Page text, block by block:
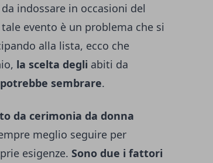
indossare in occasioni del
evento è un problema che si
alla lista, ecco che
la scelta degli abiti da
sembrare.
da cerimonia da donna
meglio seguire per
esigenze. Sono due i fattori